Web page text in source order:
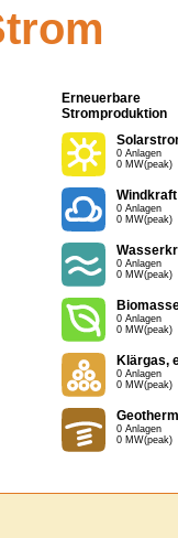
Erneuerbare
Stromproduktion
0 Anlagen
0 MW(peak)
Windkraft
0 Anlagen
0 MW(peak)
0 Anlagen
0 MW(peak)
0 Anlagen
0 MW(peak)
Klärgas,
0 Anlagen
0 MW(peak)
0 Anlagen
0 MW(peak)